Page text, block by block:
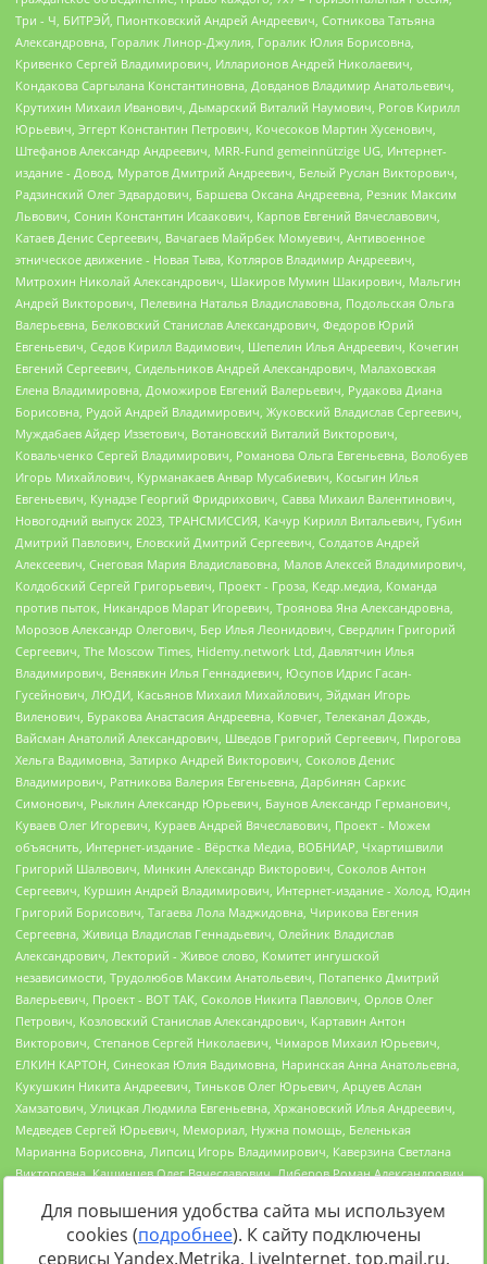
Для повышения удобства сайта мы используем
cookies (подробнее). К сайту подключены
сервисы Yandex.Metrika, LiveInternet, top.mail.ru,